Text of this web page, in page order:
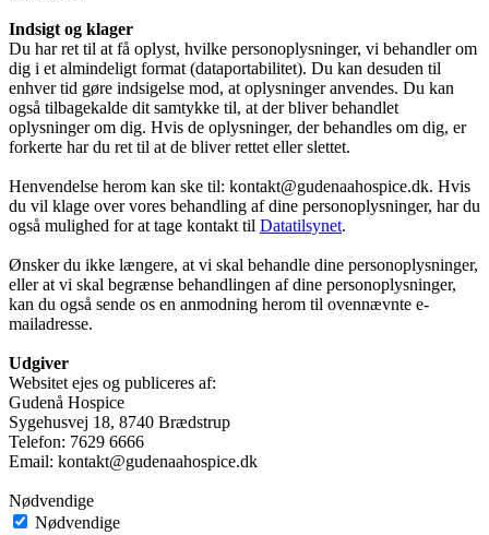
Indsigt og klager
Du har ret til at få oplyst, hvilke personoplysninger, vi behandler om
dig i et almindeligt format (dataportabilitet). Du kan desuden til
enhver tid gøre indsigelse mod, at oplysninger anvendes. Du kan
også tilbagekalde dit samtykke til, at der bliver behandlet
oplysninger om dig. Hvis de oplysninger, der behandles om dig, er
forkerte har du ret til at de bliver rettet eller slettet.
Henvendelse herom kan ske til: kontakt@gudenaahospice.dk. Hvis
du vil klage over vores behandling af dine personoplysninger, har du
også mulighed for at tage kontakt til Datatilsynet.
Ønsker du ikke længere, at vi skal behandle dine personoplysninger,
eller at vi skal begrænse behandlingen af dine personoplysninger,
kan du også sende os en anmodning herom til ovennævnte e-
mailadresse.
Udgiver
Websitet ejes og publiceres af:
Gudenå Hospice
Sygehusvej 18, 8740 Brædstrup
Telefon: 7629 6666
Email: kontakt@gudenaahospice.dk
Nødvendige
Nødvendige